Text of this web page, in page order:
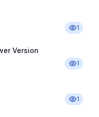
1
Version
1
1